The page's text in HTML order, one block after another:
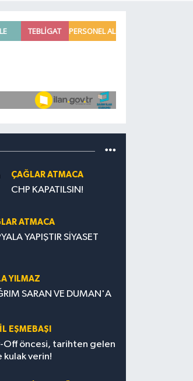
ÇAĞLAR ATMACA
CHP KAPATILSIN!
ATMACA
YAPIŞTIR SİYASET
YILMAZ
SARAN VE DUMAN'A
EŞMEBAŞI
Off öncesi, tarihten gelen
kulak verin!